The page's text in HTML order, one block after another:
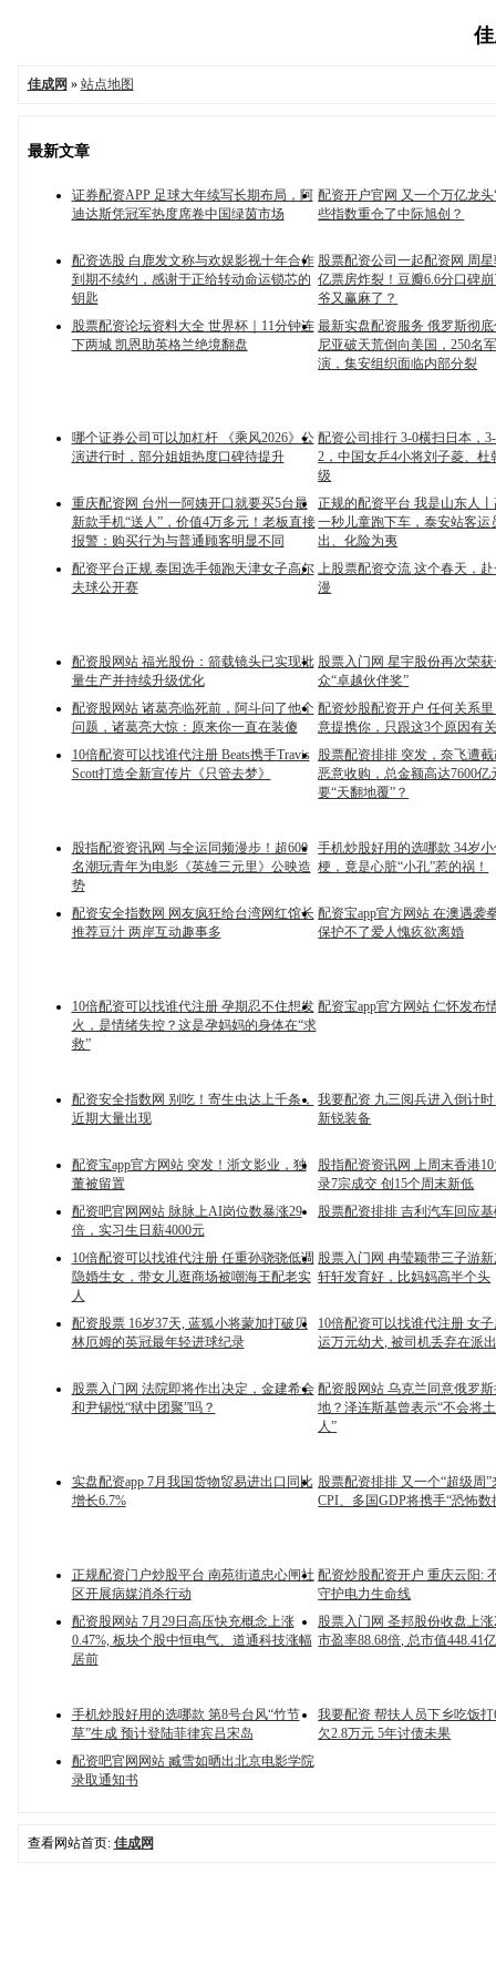
佳成网 » 站点地图
最新文章
证券配资APP 足球大年续写长期布局，阿
迪达斯凭冠军热度席卷中国绿茵市场
配资开户官网 又一个万亿龙头
些指数重仓了中际旭创？
配资选股 白鹿发文称与欢娱影视十年合作
到期不续约，感谢于正给转动命运锁芯的
钥匙
股票配资公司一起配资网 周
亿票房炸裂！豆瓣6.6分口碑
爷又赢麻了？
股票配资论坛资料大全 世界杯｜11分钟连
下两城 凯恩助英格兰绝境翻盘
最新实盘配资服务 俄罗斯彻
尼亚破天荒倒向美国，250名
演，集安组织面临内部分裂
哪个证券公司可以加杠杆 《乘风2026》公
演进行时，部分姐姐热度口碑待提升
配资公司排行 3-0横扫日本，
2，中国女乒4小将刘子菱、杜
级
重庆配资网 台州一阿姨开口就要买5台最
新款手机“送人”，价值4万多元！老板直接
报警：购买行为与普通顾客明显不同
正规的配资平台 我是山东人
一秒儿童跑下车，泰安站客运
出、化险为夷
配资平台正规 泰国选手领跑天津女子高尔
夫球公开赛
上股票配资交流 这个春天，
漫
配资股网站 福光股份：箭载镜头已实现批
量生产并持续升级优化
股票入门网 星宇股份再次荣
众“卓越伙伴奖”
配资股网站 诸葛亮临死前，阿斗问了他个
问题，诸葛亮大惊：原来你一直在装傻
配资炒股配资开户 任何关系里
意提携你，只跟这3个原因有
10倍配资可以找谁代注册 Beats携手Travis
Scott打造全新宣传片《只管去梦》
股票配资排排 突发，奈飞遭
恶意收购，总金额高达7600亿
要“天翻地覆”？
股指配资资讯网 与全运同频漫步！超600
名潮玩青年为电影《英雄三元里》公映造
势
手机炒股好用的选哪款 34岁
梗，竟是心脏“小孔”惹的祸！
配资安全指数网 网友疯狂给台湾网红馆长
推荐豆汁 两岸互动趣事多
配资宝app官方网站 在澳遇袭
保护不了爱人愧疚欲离婚
10倍配资可以找谁代注册 孕期忍不住想发
火，是情绪失控？这是孕妈妈的身体在“求
救”
配资宝app官方网站 仁怀发布
配资安全指数网 别吃！寄生虫达上千条，
近期大量出现
我要配资 九三阅兵进入倒计
新锐装备
配资宝app官方网站 突发！浙文影业，独
董被留置
股指配资资讯网 上周末香港
录7宗成交 创15个周末新低
配资吧官网网站 脉脉上AI岗位数暴涨29
倍，实习生日薪4000元
股票配资排排 吉利汽车回应
10倍配资可以找谁代注册 任重孙骁骁低调
隐婚生女，带女儿逛商场被嘲海王配老实
人
股票入门网 冉莹颖带三子游
轩轩发育好，比妈妈高半个头
配资股票 16岁37天, 蓝狐小将蒙加打破贝
林厄姆的英冠最年轻进球纪录
10倍配资可以找谁代注册 女
运万元幼犬, 被司机丢弃在派
股票入门网 法院即将作出决定，金建希会
和尹锡悦“狱中团聚”吗？
配资股网站 乌克兰同意俄罗
地？泽连斯基曾表示“不会将
人”
实盘配资app 7月我国货物贸易进出口同比
增长6.7%
股票配资排排 又一个“超级周
CPI、多国GDP将携手“恐怖数
正规配资门户炒股平台 南苑街道忠心闸社
区开展病媒消杀行动
配资炒股配资开户 重庆云阳:
守护电力生命线
配资股网站 7月29日高压快充概念上涨
0.47%, 板块个股中恒电气、道通科技涨幅
居前
股票入门网 圣邦股份收盘上涨
市盈率88.68倍, 总市值448.41
手机炒股好用的选哪款 第8号台风“竹节
草”生成 预计登陆菲律宾吕宋岛
我要配资 帮扶人员下乡吃饭
欠2.8万元 5年讨债未果
配资吧官网网站 臧雪如晒出北京电影学院
录取通知书
查看网站首页: 佳成网